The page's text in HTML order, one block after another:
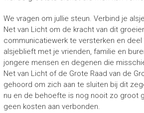
We vragen om jullie steun. Verbind je
Net van Licht om de kracht van dit
communicatiewerk te versterken en
alsjeblieft met je vrienden, familie en
jongere mensen en degenen die
Net van Licht of de Grote Raad van de
gehoord om zich aan te sluiten bij dit
nu en de behoefte is nog nooit zo groot
geen kosten aan verbonden.